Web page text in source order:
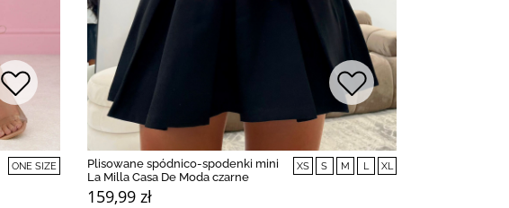
ONE SIZE
Plisowane spódnico-spodenki mini
La Milla Casa De Moda czarne
159,99 zł
XS S M L XL